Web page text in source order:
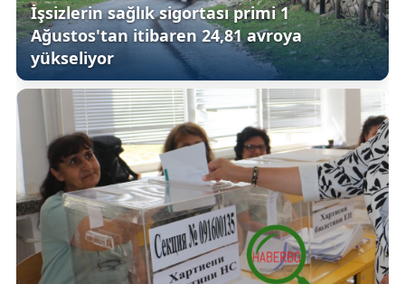
İşsizlerin sağlık sigortası primi 1
Ağustos'tan itibaren 24,81 avroya
yükseliyor